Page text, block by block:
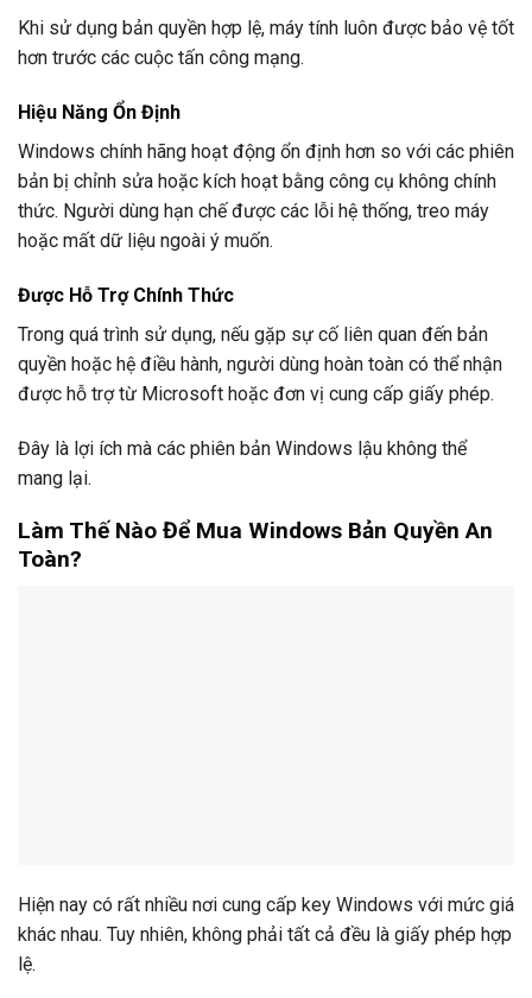
Khi sử dụng bản quyền hợp lệ, máy tính luôn được bảo vệ tốt
hơn trước các cuộc tấn công mạng.
Hiệu Năng Ổn Định
Windows chính hãng hoạt động ổn định hơn so với các phiên
bản bị chỉnh sửa hoặc kích hoạt bằng công cụ không chính
thức. Người dùng hạn chế được các lỗi hệ thống, treo máy
hoặc mất dữ liệu ngoài ý muốn.
Được Hỗ Trợ Chính Thức
Trong quá trình sử dụng, nếu gặp sự cố liên quan đến bản
quyền hoặc hệ điều hành, người dùng hoàn toàn có thể nhận
được hỗ trợ từ Microsoft hoặc đơn vị cung cấp giấy phép.
Đây là lợi ích mà các phiên bản Windows lậu không thể
mang lại.
Làm Thế Nào Để Mua Windows Bản Quyền An
Toàn?
Hiện nay có rất nhiều nơi cung cấp key Windows với mức giá
khác nhau. Tuy nhiên, không phải tất cả đều là giấy phép hợp
lệ.